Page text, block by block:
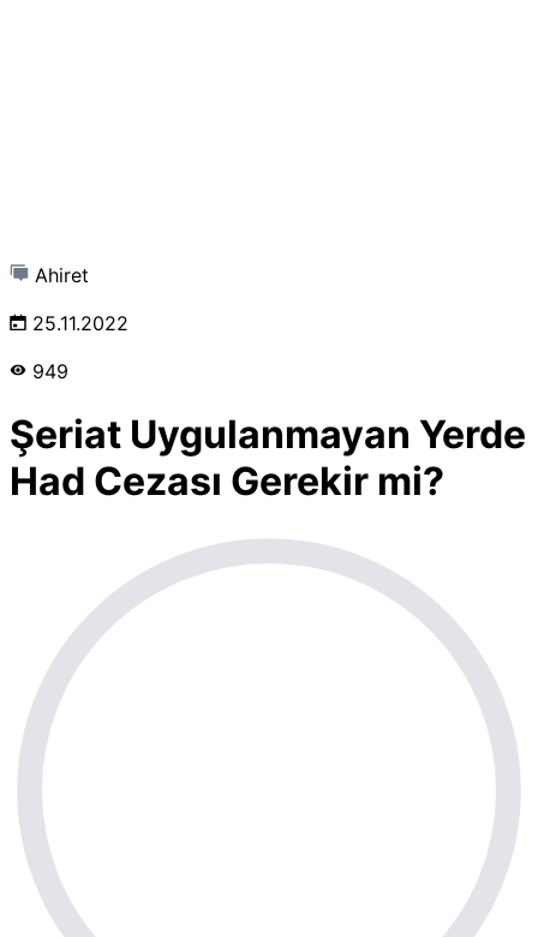
Ahiret
25.11.2022
949
Şeriat Uygulanmayan Yerde
Had Cezası Gerekir mi?